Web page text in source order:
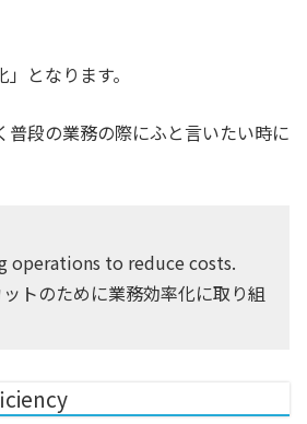
となります。
普段の業務の際にふと言いたい時に
operations to reduce costs.
ットのために業務効率化に取り組